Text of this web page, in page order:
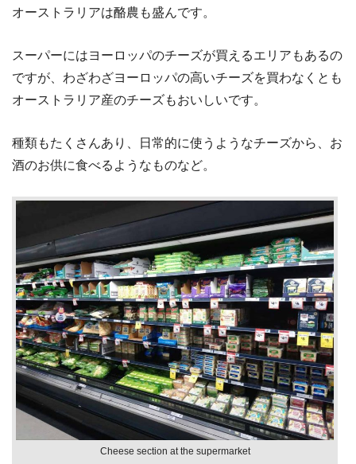
オーストラリアは酪農も盛んです。
スーパーにはヨーロッパのチーズが買えるエリアもあるの
ですが、わざわざヨーロッパの高いチーズを買わなくとも
オーストラリア産のチーズもおいしいです。
種類もたくさんあり、日常的に使うようなチーズから、お
酒のお供に食べるようなものなど。
Cheese section at the supermarket